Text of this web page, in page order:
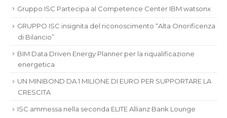
Gruppo ISC Partecipa al Competence Center IBM watsonx
GRUPPO ISC insignita del riconoscimento “Alta Onorificenza
di Bilancio”
BIM Data Driven Energy Planner per la riqualificazione
energetica
UN MINIBOND DA 1 MILIONE DI EURO PER SUPPORTARE LA
CRESCITA
ISC ammessa nella seconda ELITE Allianz Bank Lounge